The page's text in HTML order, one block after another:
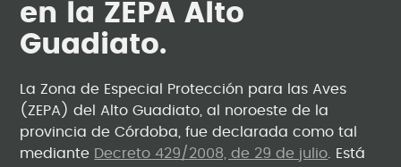
en la ZEPA Alto
Guadiato.
La Zona de Especial Protección para las Aves
(ZEPA) del Alto Guadiato, al noroeste de la
provincia de Córdoba, fue declarada como tal
mediante Decreto 429/2008, de 29 de julio . Está